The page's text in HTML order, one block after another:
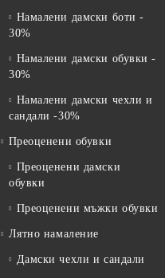
Намалени дамски боти -
30%
Намалени дамски обувки -
30%
Намалени дамски чехли и
сандали -30%
Преоценени обувки
Преоценени дамски
обувки
Преоценени мъжки обувки
Лятно намаление
Дамски чехли и сандали